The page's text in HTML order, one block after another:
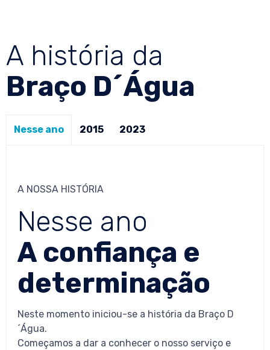
A história da
Braço D´Água
Nesse ano 2015 2023
A NOSSA HISTÓRIA
Nesse ano
A confiança e
determinação
Neste momento iniciou-se a história da Braço D
´Água.
Começamos a dar a conhecer o nosso serviço e